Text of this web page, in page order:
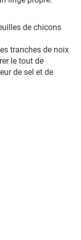
de chicons
tranches de noix
le tout de
de sel et de